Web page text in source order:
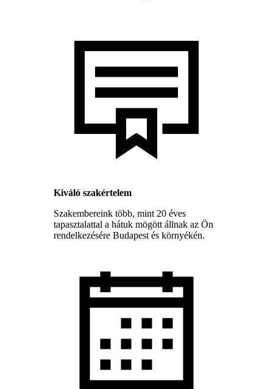
Kiváló szakértelem
Szakembereink több, mint 20 éves
tapasztalattal a hátuk mögött állnak az Ön
rendelkezésére Budapest és környékén.